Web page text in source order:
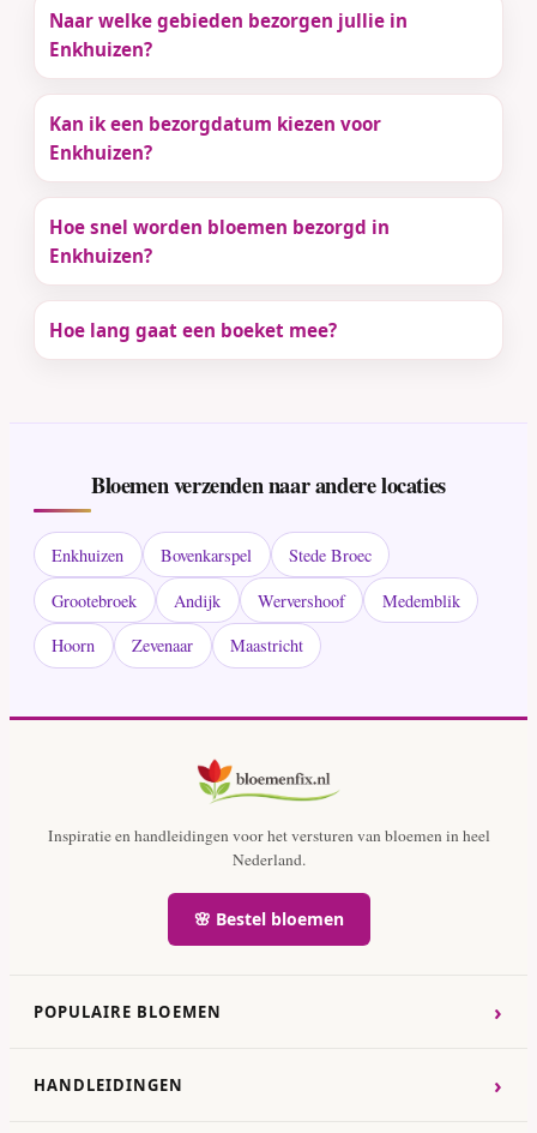
Naar welke gebieden bezorgen jullie in
Enkhuizen?
Kan ik een bezorgdatum kiezen voor
Enkhuizen?
Hoe snel worden bloemen bezorgd in
Enkhuizen?
Hoe lang gaat een boeket mee?
Bloemen verzenden naar andere locaties
Enkhuizen Bovenkarspel
Stede Broec
Grootebroek
Andijk Wervershoof
Medemblik
Hoorn
Zevenaar Maastricht
Inspiratie en handleidingen voor het versturen van bloemen in heel
Nederland.
🌸 Bestel bloemen
POPULAIRE BLOEMEN ›
HANDLEIDINGEN ›